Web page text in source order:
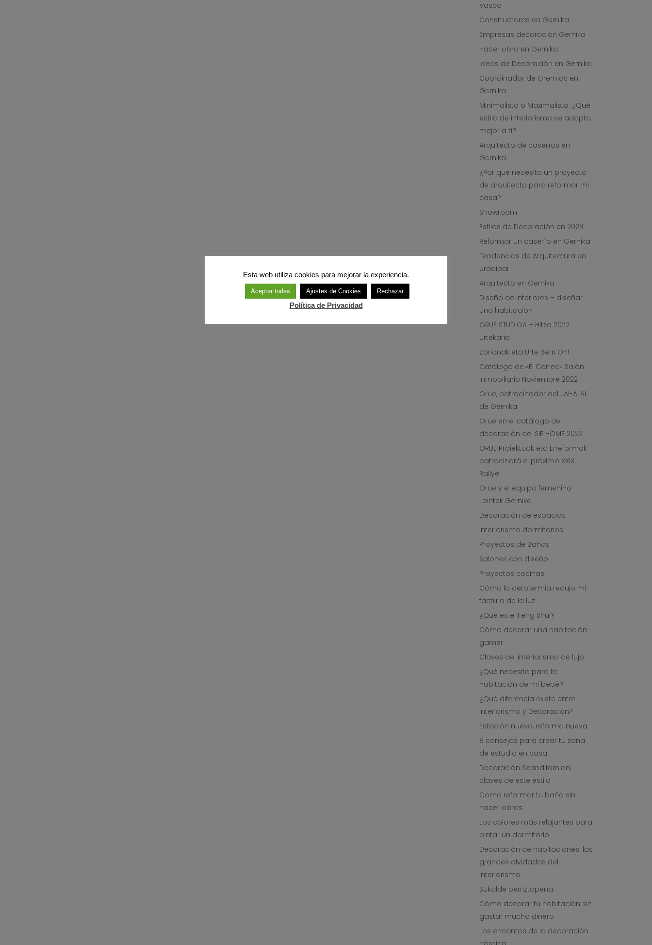
Vasco
Constructoras en Gernika
Empresas decoración Gernika
Hacer obra en Gernika
Ideas de Decoración en Gernika
Coordinador de Gremios en
Gernika
Minimalista o Maximalista: ¿Qué
estilo de interiorismo se adapta
mejor a ti?
Arquitecto de caseríos en
Gernika
¿Por qué necesito un proyecto
de arquitecto para reformar mi
casa?
Showroom
Estilos de Decoración en 2023
Reformar un caserío en Gernika
Tendencias de Arquitectura en
Urdaibai
Arquitecto en Gernika
Diseño de interiores – diseñar
una habitación
ORUE STUDIOA – Hitza 2022
urtekaria
Zorionak eta Urte Berri On!
Catálogo de «El Correo» Salón
Inmobiliario Noviembre 2022
Orue, patrocinador del JAI-ALAI
de Gernika
Orue en el catálogo de
decoración del SIE HOME 2022
ORUE Proiektuak eta Erreformak
patrocinará el próximo XXIX
Rallye
Orue y el equipo femenino
Lointek Gernika
Decoración de espacios
Interiorismo dormitorios
Proyectos de Baños
Salones con diseño
Proyectos cocinas
Cómo la aerotermia redujo mi
factura de la luz
¿Qué es el Feng Shui?
Cómo decorar una habitación
gamer
Claves del interiorismo de lujo
¿Qué necesito para la
habitación de mi bebé?
¿Qué diferencia existe entre
Interiorismo y Decoración?
Estación nueva, reforma nueva
8 consejos para crear tu zona
de estudio en casa
Decoración Scandifornian:
claves de este estilo
Como reformar tu baño sin
hacer obras
Los colores más relajantes para
pintar un dormitorio
Decoración de habitaciones: las
grandes olvidadas del
interiorismo
Sukalde berriztapena
Cómo decorar tu habitación sin
gastar mucho dinero
Los encantos de la decoración
Esta web utiliza cookies para mejorar la experiencia.
Aceptar todas Ajustes de Cookies Rechazar
Política de Privacidad